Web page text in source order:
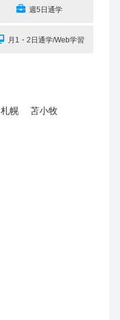
週5日通学
月1・2日通学/Web学習
札幌 苫小牧